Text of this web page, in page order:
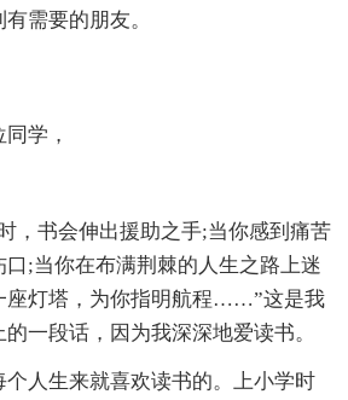
需要的朋友。
学，
，书会伸出援助之手;当你感到痛苦
;当你在布满荆棘的人生之路上迷
座灯塔，为你指明航程……”这是我
一段话，因为我深深地爱读书。
个人生来就喜欢读书的。上小学时